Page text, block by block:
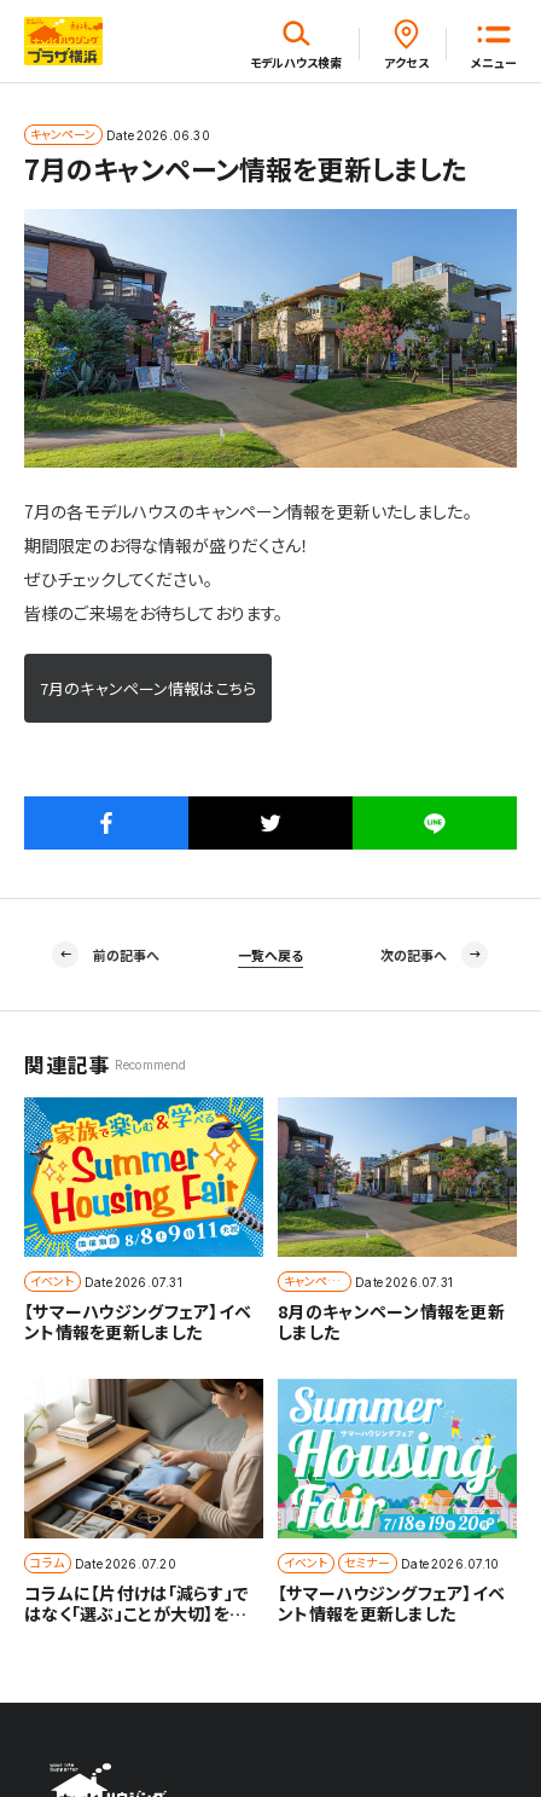
メニュー
モデルハウス検索 アクセス
キャンペーン Date2026.06.30
7月のキャンペーン情報を更新しました
7月の各モデルハウスのキャンペーン情報を更新いたしました。
期間限定のお得な情報が盛りだくさん！
ぜひチェックしてください。
皆様のご来場をお待ちしております。
7月のキャンペーン情報はこちら
前の記事へ 一覧へ戻る 次の記事へ
関連記事 Recommend
イベント Date2026.07.31
【サマーハウジングフェア】イベ
ント情報を更新しました
キャンペー
ン
Date2026.07.31
8月のキャンペーン情報を更新
しました
コラム Date2026.07.20
コラムに【片付けは「減らす」で
はなく「選ぶ」ことが大切】を追
イベント セミナー Date2026.07.10
【サマーハウジングフェア】イベ
ント情報を更新しました
閉じる
ホーム
はじめてガイド
モデルハウス一覧
イベント・セミナー・キャンペーン一覧
施設・サービス
住宅展示場出展に関するご案内
ハウスメーカーの登録数
31 55
モデルハウス一覧へ